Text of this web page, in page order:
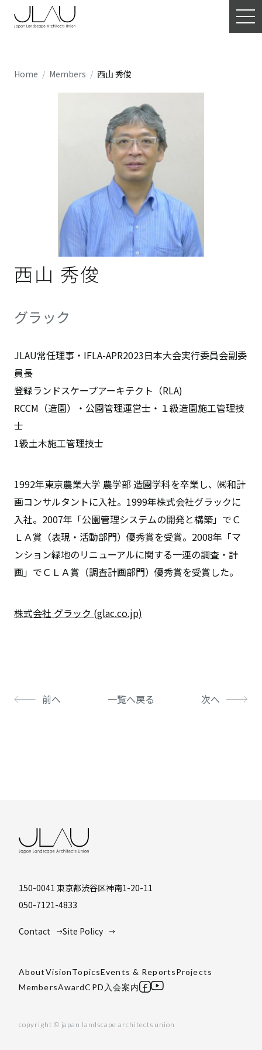
Home Members 西山 秀俊
西山 秀俊
グラック
JLAU常任理事・IFLA-APR2023日本大会実行委員会副委
員長
登録ランドスケープアーキテクト（RLA)
RCCM（造園）・公園管理運営士・１級造園施工管理技
士
1級土木施工管理技士
1992年東京農業大学 農学部 造園学科を卒業し、㈱和計
画コンサルタントに入社。1999年株式会社グラックに
入社。2007年「公園管理システムの開発と構築」でＣ
ＬＡ賞（表現・活動部門）優秀賞を受賞。2008年「マ
ンション緑地のリニューアルに関する一連の調査・計
画」でＣＬＡ賞（調査計画部門）優秀賞を受賞した。
株式会社 グラック (glac.co.jp)
前へ 一覧へ戻る 次へ
150-0041 東京都渋谷区神南1-20-11
050-7121-4833
Contact Site Policy
AboutVisionTopicsEvents & ReportsProjects
MembersAwardCPD 入会案内
copyright © japan landscape architects union